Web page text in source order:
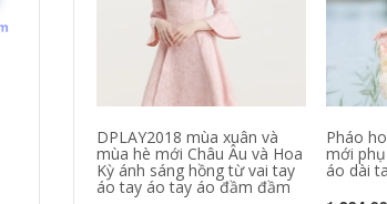
Dép sandal y tế, dép bệnh viện,
160.000 đ 180.000 đ
Xem chi tiết
DPLAY2018 mùa xuân và
mùa hè mới Châu Âu và Hoa
Kỳ ánh sáng hồng từ vai tay
áo tay áo tay áo đầm đầm
Pháo
mới
áo dài